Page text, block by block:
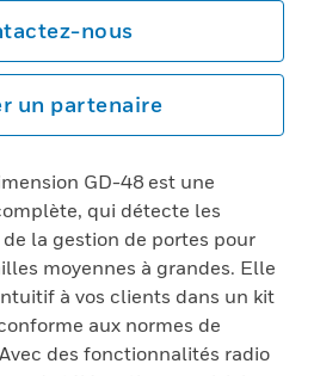
nous
un partenaire
GD-48 est une
qui détecte les
la gestion de portes pour
moyennes à grandes. Elle
à vos clients dans un kit
aux normes de
des fonctionnalités radio